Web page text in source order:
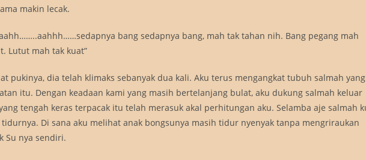
makin lecak.
bang sedapnya bang, mah tak tahan nih. Bang pegang mah
Lutut mah tak kuat”
pukinya, dia telah klimaks sebanyak dua kali. Aku terus mengangkat tubuh salmah yang
itu. Dengan keadaan kami yang masih bertelanjang bulat, aku dukung salmah keluar
tengah keras terpacak itu telah merasuk akal perhitungan aku. Selamba aje salmah
Di sana aku melihat anak bongsunya masih tidur nyenyak tanpa mengriraukan
Su nya sendiri.